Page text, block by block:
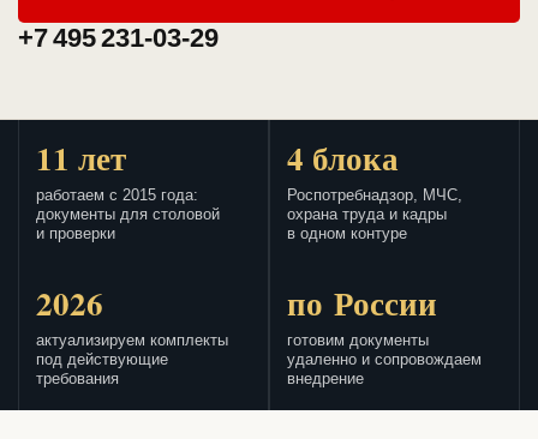
+7 495 231-03-29
11 лет
работаем с 2015 года:
документы для столовой
и проверки
4 блока
Роспотребнадзор, МЧС,
охрана труда и кадры
в одном контуре
2026
актуализируем комплекты
под действующие
требования
по России
готовим документы
удаленно и сопровождаем
внедрение